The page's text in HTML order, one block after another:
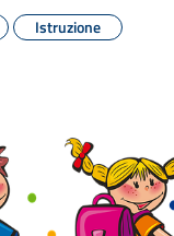
Istruzione